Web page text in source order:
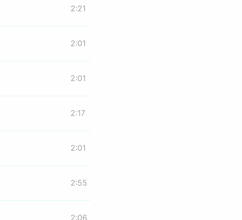
2:21
2:01
2:01
2:17
2:01
2:55
2:06